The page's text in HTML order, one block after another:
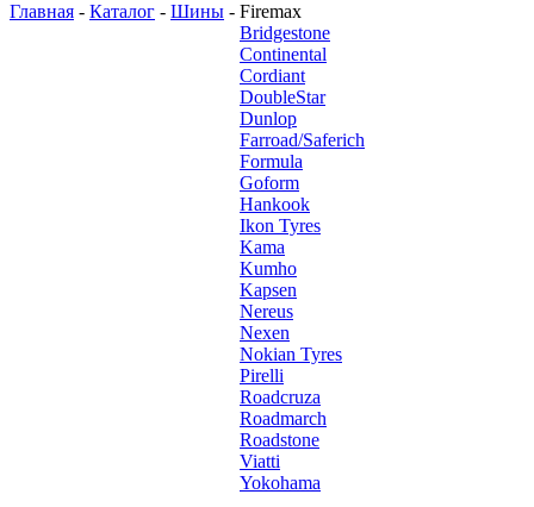
Главная - Каталог - Шины - Firemax
Bridgestone
Continental
Cordiant
DoubleStar
Dunlop
Farroad/Saferich
Formula
Goform
Hankook
Ikon Tyres
Kama
Kumho
Kapsen
Nereus
Nexen
Nokian Tyres
Pirelli
Roadcruza
Roadmarch
Roadstone
Viatti
Yokohama